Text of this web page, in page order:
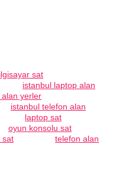
sat
istanbul laptop alan
yerler
istanbul telefon alan
laptop sat
oyun konsolu sat
sat
telefon alan